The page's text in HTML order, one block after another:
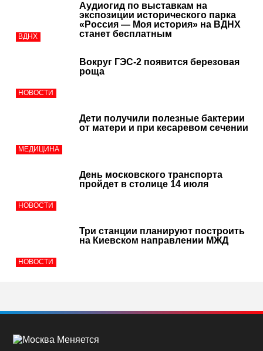
ВДНХ
Аудиогид по выставкам на
экспозиции исторического парка
«Россия — Моя история» на ВДНХ
станет бесплатным
НОВОСТИ
Вокруг ГЭС‑2 появится березовая
роща
МЕДИЦИНА
Дети получили полезные бактерии
от матери и при кесаревом сечении
НОВОСТИ
День московского транспорта
пройдет в столице 14 июля
НОВОСТИ
Три станции планируют построить
на Киевском направлении МЖД